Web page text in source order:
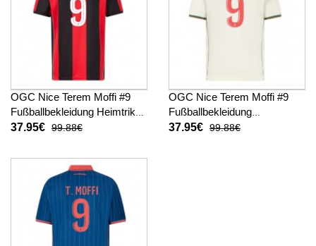
OGC Nice Terem Moffi #9
Fußballbekleidung Heimtrikot
2025-26 Kurzarm
37.95€ 99.88€
OGC Nice Terem Moffi #9
Fußballbekleidung
Auswärtstrikot 2025-26
37.95€ 99.88€